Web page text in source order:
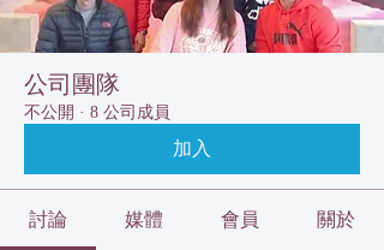
公司團隊
不公開 · 8 公司成員
加入
討論 媒體 會員 關於